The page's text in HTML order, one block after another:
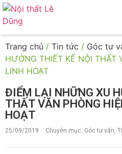
Trang chủ / Tin tức / Góc tư
HƯỚNG THIẾT KẾ NỘI THẤT
LINH HOẠT
ĐIỂM LẠI NHỮNG XU
THẤT VĂN PHÒNG
HOẠT
25/09/2019 Chuyên mục: Góc tư vấn,